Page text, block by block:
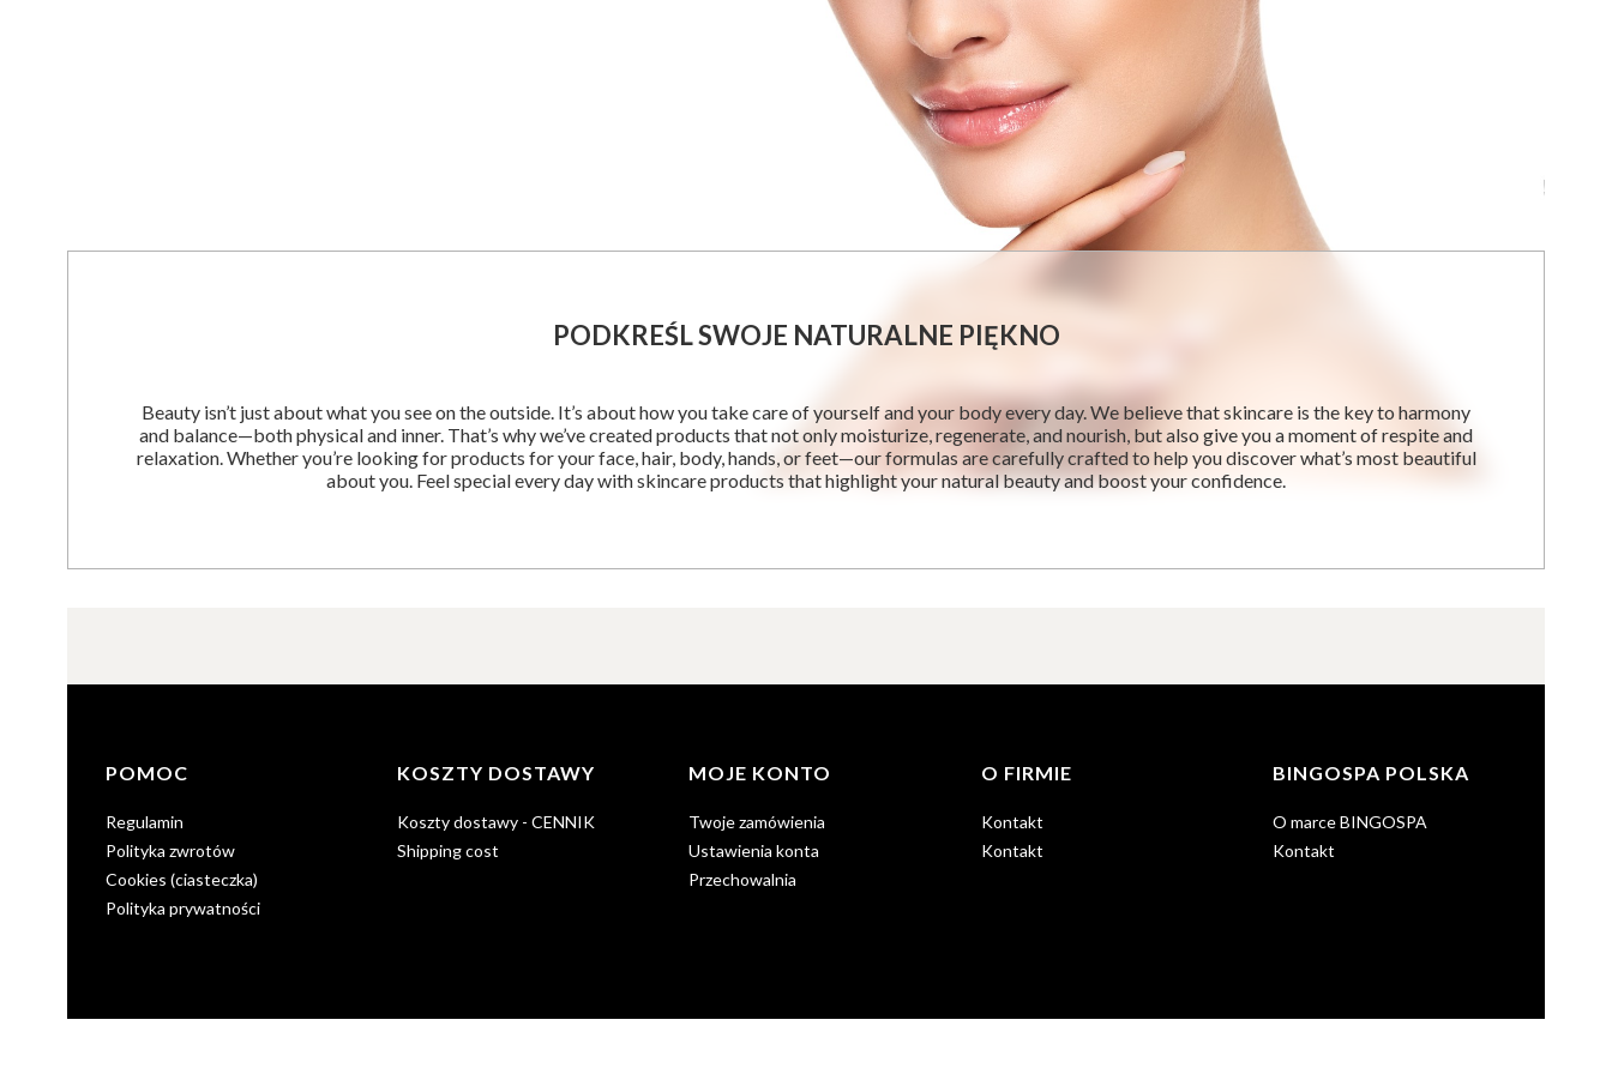
PODKREŚL SWOJE NATURALNE PIĘKNO
Beauty isn’t just about what you see on the outside. It’s about how you take care of yourself and your body every day. We believe that skincare is the key to harmony
and balance—both physical and inner. That’s why we’ve created products that not only moisturize, regenerate, and nourish, but also give you a moment of respite and
relaxation. Whether you’re looking for products for your face, hair, body, hands, or feet—our formulas are carefully crafted to help you discover what’s most beautiful
about you. Feel special every day with skincare products that highlight your natural beauty and boost your confidence.
Linki w stopce
POMOC
Regulamin
Polityka zwrotów
Cookies (ciasteczka)
Polityka prywatności
KOSZTY DOSTAWY
Koszty dostawy - CENNIK
Shipping cost
MOJE KONTO
Twoje zamówienia
Ustawienia konta
Przechowalnia
O FIRMIE
Kontakt
Kontakt
BINGOSPA POLSKA
O marce BINGOSPA
Kontakt